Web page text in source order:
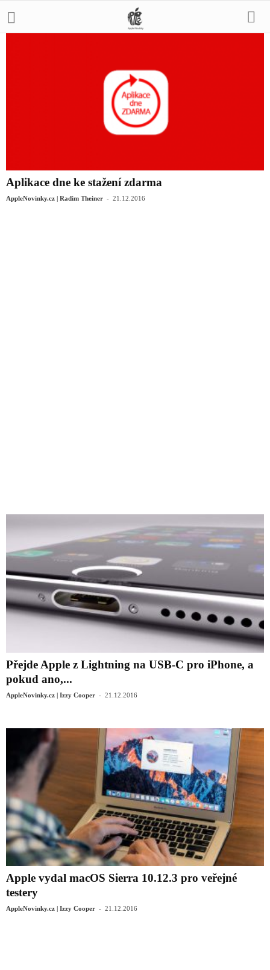
Aplikace dne ke stažení zdarma
AppleNovinky.cz | Radim Theiner - 21.12.2016
Přejde Apple z Lightning na USB-C pro iPhone, a
pokud ano,...
AppleNovinky.cz | Izzy Cooper - 21.12.2016
Apple vydal macOS Sierra 10.12.3 pro veřejné
testery
AppleNovinky.cz | Izzy Cooper - 21.12.2016